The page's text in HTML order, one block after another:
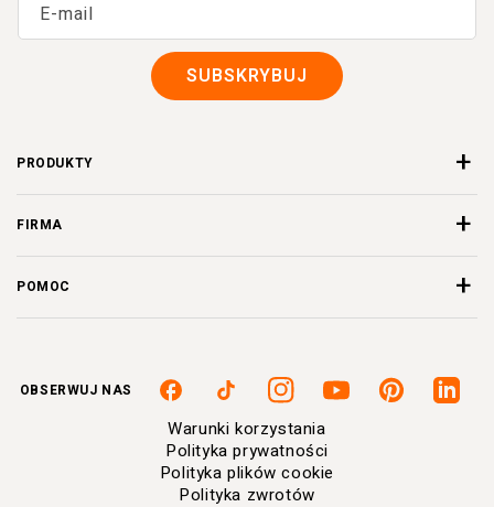
E-mail
SUBSKRYBUJ
PRODUKTY
FIRMA
POMOC
OBSERWUJ NAS
FacebookTikTok InstagramYoutubePinterestLinkedin
Warunki korzystania
Polityka prywatności
Polityka plików cookie
Polityka zwrotów